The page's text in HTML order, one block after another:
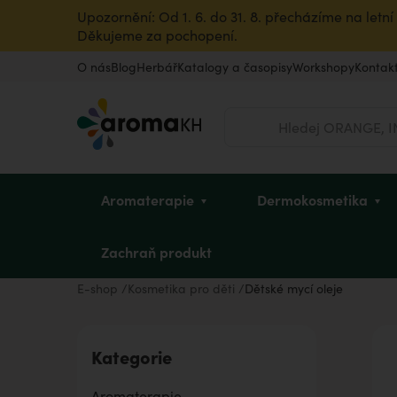
Upozornění: Od 1. 6. do 31. 8. přecházíme na
Děkujeme za pochopení.
O násBlogHerbářKatalogy a časopisyWorkshopyKontakt
Aromaterapie Dermokosmetika
Zachraň produkt
E-shop Kosmetika pro děti Dětské mycí oleje
Kategorie